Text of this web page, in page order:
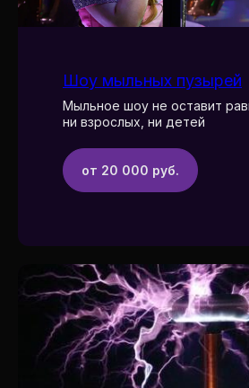
Шоу мыльных пузырей
Мыльное шоу не оставит
ни взрослых, ни детей
от 20 000 руб.